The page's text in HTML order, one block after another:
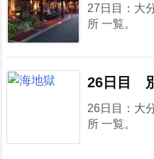
27日目：大
所 一覧。
26日目
26日目：大
所 一覧。